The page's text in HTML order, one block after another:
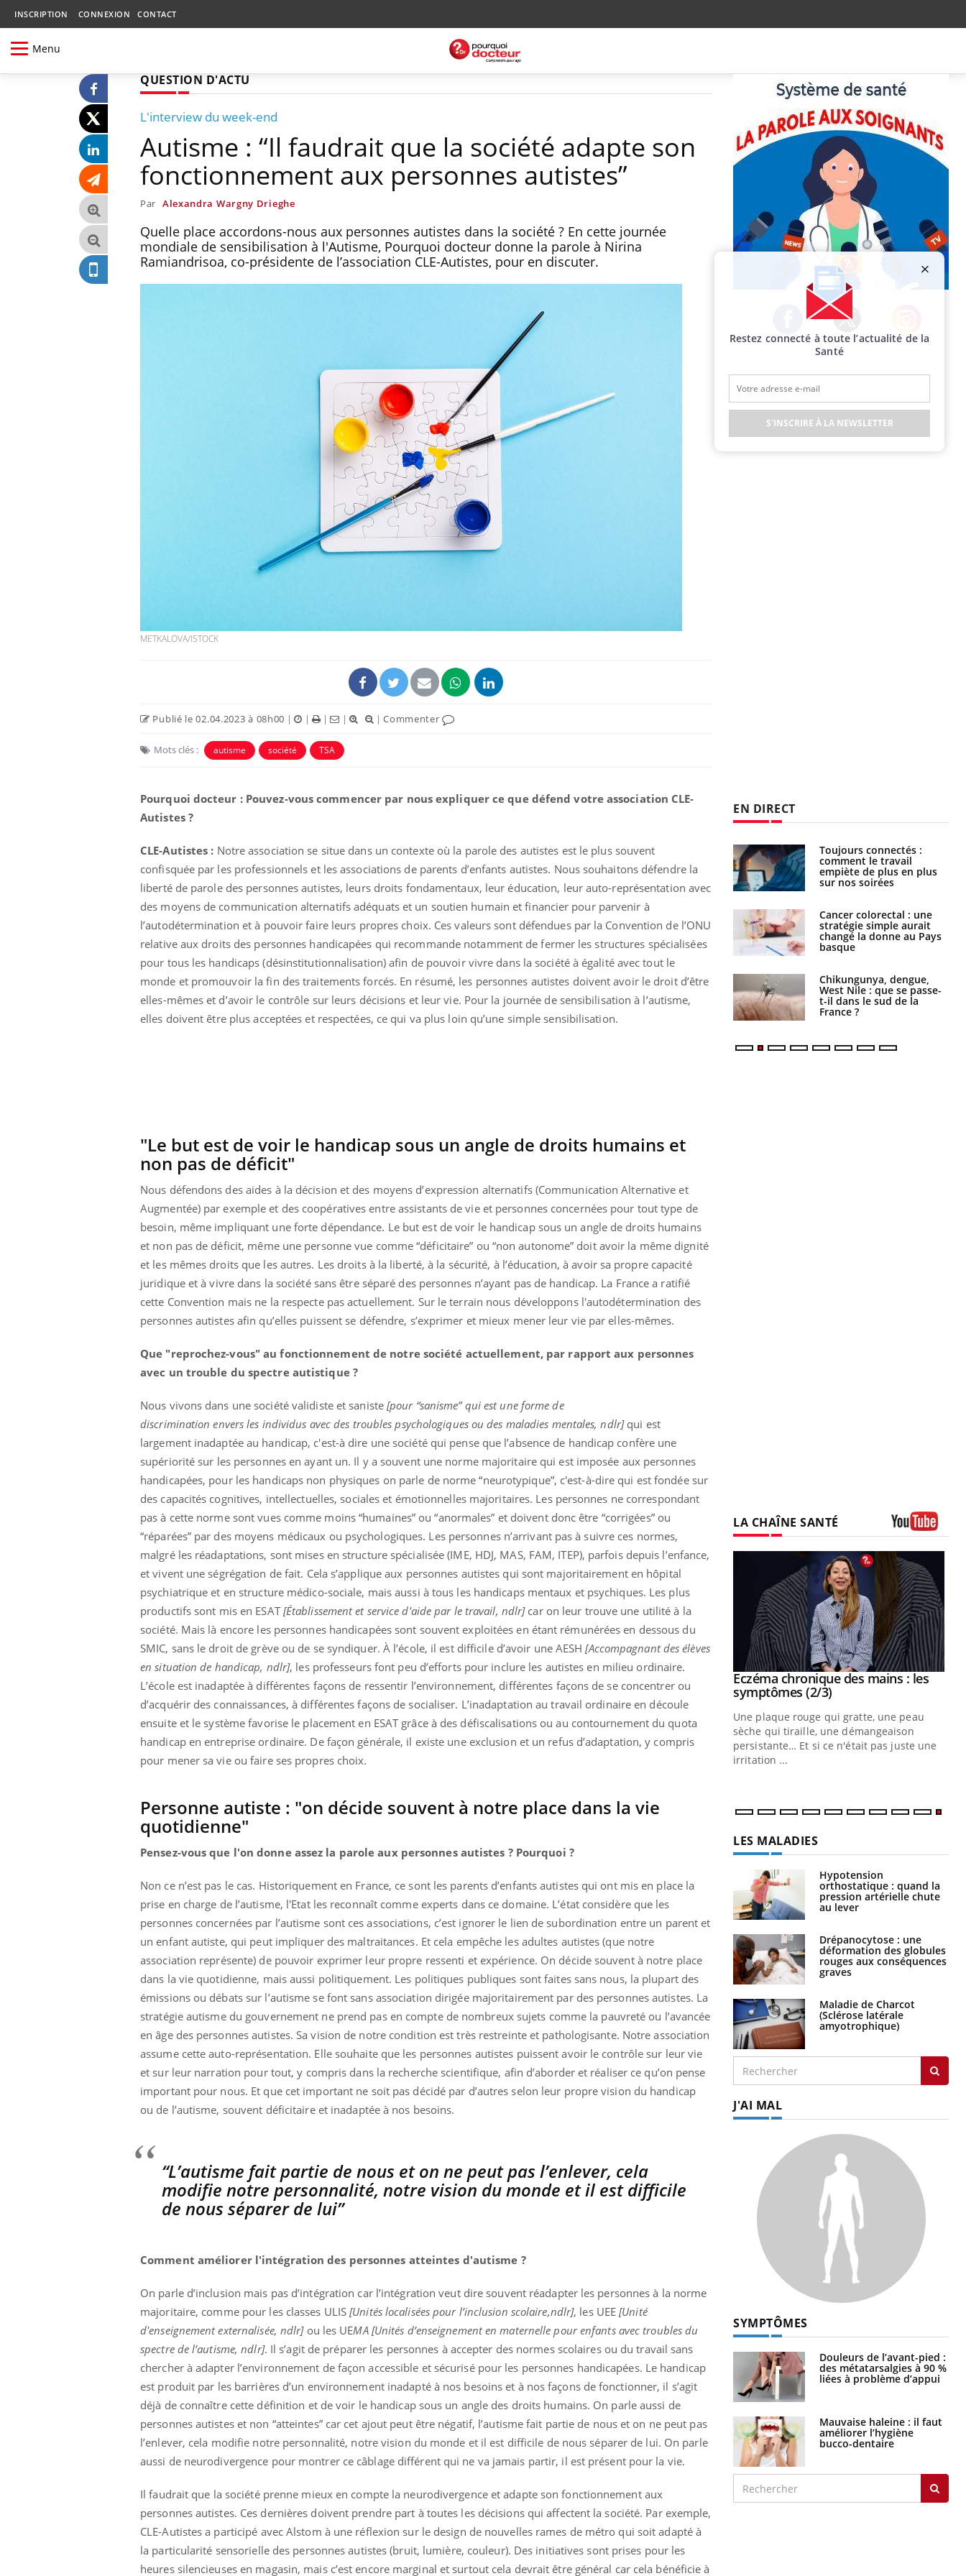
INSCRIPTION CONNEXION CONTACT
Menu
QUESTION D'ACTU
L'interview du week-end
Autisme : “Il faudrait que la société adapte son
fonctionnement aux personnes autistes”
Par Alexandra Wargny Drieghe
Quelle place accordons-nous aux personnes autistes dans la société ? En cette journée
mondiale de sensibilisation à l'Autisme, Pourquoi docteur donne la parole à Nirina
Ramiandrisoa, co-présidente de l’association CLE-Autistes, pour en discuter.
METKALOVA/ISTOCK
Publié le 02.04.2023 à 08h00 | | | | |Commenter
Mots clés : autisme société TSA
Pourquoi docteur : Pouvez-vous commencer par nous expliquer ce que défend votre association CLE-
Autistes ?
CLE-Autistes : Notre association se situe dans un contexte où la parole des autistes est le plus souvent
confisquée par les professionnels et les associations de parents d’enfants autistes. Nous souhaitons défendre la
liberté de parole des personnes autistes, leurs droits fondamentaux, leur éducation, leur auto-représentation avec
des moyens de communication alternatifs adéquats et un soutien humain et financier pour parvenir à
l’autodétermination et à pouvoir faire leurs propres choix. Ces valeurs sont défendues par la Convention de l’ONU
relative aux droits des personnes handicapées qui recommande notamment de fermer les structures spécialisées
pour tous les handicaps (désinstitutionnalisation) afin de pouvoir vivre dans la société à égalité avec tout le
monde et promouvoir la fin des traitements forcés. En résumé, les personnes autistes doivent avoir le droit d’être
elles-mêmes et d’avoir le contrôle sur leurs décisions et leur vie. Pour la journée de sensibilisation à l’autisme,
elles doivent être plus acceptées et respectées, ce qui va plus loin qu’une simple sensibilisation.
"Le but est de voir le handicap sous un angle de droits humains et
non pas de déficit"
Nous défendons des aides à la décision et des moyens d’expression alternatifs (Communication Alternative et
Augmentée) par exemple et des coopératives entre assistants de vie et personnes concernées pour tout type de
besoin, même impliquant une forte dépendance. Le but est de voir le handicap sous un angle de droits humains
et non pas de déficit, même une personne vue comme “déficitaire” ou “non autonome” doit avoir la même dignité
et les mêmes droits que les autres. Les droits à la liberté, à la sécurité, à l’éducation, à avoir sa propre capacité
juridique et à vivre dans la société sans être séparé des personnes n’ayant pas de handicap. La France a ratifié
cette Convention mais ne la respecte pas actuellement. Sur le terrain nous développons l'autodétermination des
personnes autistes afin qu’elles puissent se défendre, s’exprimer et mieux mener leur vie par elles-mêmes.
Que "reprochez-vous" au fonctionnement de notre société actuellement, par rapport aux personnes
avec un trouble du spectre autistique ?
Nous vivons dans une société validiste et saniste [pour “sanisme” qui est une forme de
discrimination envers les individus avec des troubles psychologiques ou des maladies mentales, ndlr]qui est
largement inadaptée au handicap, c'est-à dire une société qui pense que l’absence de handicap confère une
supériorité sur les personnes en ayant un. Il y a souvent une norme majoritaire qui est imposée aux personnes
handicapées, pour les handicaps non physiques on parle de norme “neurotypique”, c'est-à-dire qui est fondée sur
des capacités cognitives, intellectuelles, sociales et émotionnelles majoritaires. Les personnes ne correspondant
pas à cette norme sont vues comme moins “humaines” ou “anormales” et doivent donc être “corrigées” ou
“réparées” par des moyens médicaux ou psychologiques. Les personnes n’arrivant pas à suivre ces normes,
malgré les réadaptations, sont mises en structure spécialisée (IME, HDJ, MAS, FAM, ITEP), parfois depuis l’enfance,
et vivent une ségrégation de fait. Cela s’applique aux personnes autistes qui sont majoritairement en hôpital
psychiatrique et en structure médico-sociale, mais aussi à tous les handicaps mentaux et psychiques. Les plus
productifs sont mis en ESAT[Établissement et service d'aide par le travail, ndlr]car on leur trouve une utilité à la
société. Mais là encore les personnes handicapées sont souvent exploitées en étant rémunérées en dessous du
SMIC, sans le droit de grève ou de se syndiquer. À l’école, il est difficile d’avoir une AESH[Accompagnant des élèves
en situation de handicap, ndlr], les professeurs font peu d’efforts pour inclure les autistes en milieu ordinaire.
L’école est inadaptée à différentes façons de ressentir l’environnement, différentes façons de se concentrer ou
d’acquérir des connaissances, à différentes façons de socialiser. L’inadaptation au travail ordinaire en découle
ensuite et le système favorise le placement en ESAT grâce à des défiscalisations ou au contournement du quota
handicap en entreprise ordinaire. De façon générale, il existe une exclusion et un refus d’adaptation, y compris
pour mener sa vie ou faire ses propres choix.
Personne autiste : "on décide souvent à notre place dans la vie
quotidienne"
Pensez-vous que l'on donne assez la parole aux personnes autistes ? Pourquoi ?
Non ce n’est pas le cas. Historiquement en France, ce sont les parents d’enfants autistes qui ont mis en place la
prise en charge de l’autisme, l'Etat les reconnaît comme experts dans ce domaine. L’état considère que les
personnes concernées par l’autisme sont ces associations, c’est ignorer le lien de subordination entre un parent et
un enfant autiste, qui peut impliquer des maltraitances. Et cela empêche les adultes autistes (que notre
association représente) de pouvoir exprimer leur propre ressenti et expérience. On décide souvent à notre place
dans la vie quotidienne, mais aussi politiquement. Les politiques publiques sont faites sans nous, la plupart des
émissions ou débats sur l’autisme se font sans association dirigée majoritairement par des personnes autistes. La
stratégie autisme du gouvernement ne prend pas en compte de nombreux sujets comme la pauvreté ou l’avancée
en âge des personnes autistes. Sa vision de notre condition est très restreinte et pathologisante. Notre association
assume cette auto-représentation. Elle souhaite que les personnes autistes puissent avoir le contrôle sur leur vie
et sur leur narration pour tout, y compris dans la recherche scientifique, afin d’aborder et réaliser ce qu’on pense
important pour nous. Et que cet important ne soit pas décidé par d’autres selon leur propre vision du handicap
ou de l’autisme, souvent déficitaire et inadaptée à nos besoins.
“L’autisme fait partie de nous et on ne peut pas l’enlever, cela
modifie notre personnalité, notre vision du monde et il est difficile
de nous séparer de lui”
Comment améliorer l'intégration des personnes atteintes d'autisme ?
On parle d’inclusion mais pas d’intégration car l’intégration veut dire souvent réadapter les personnes à la norme
majoritaire, comme pour les classes ULIS[Unités localisées pour l’inclusion scolaire,ndlr], les UEE[Unité
d'enseignement externalisée, ndlr]ou les UEMA [Unités d’enseignement en maternelle pour enfants avec troubles du
spectre de l’autisme, ndlr]. Il s’agit de préparer les personnes à accepter des normes scolaires ou du travail sans
chercher à adapter l’environnement de façon accessible et sécurisé pour les personnes handicapées. Le handicap
est produit par les barrières d’un environnement inadapté à nos besoins et à nos façons de fonctionner, il s’agit
déjà de connaître cette définition et de voir le handicap sous un angle des droits humains. On parle aussi de
personnes autistes et non “atteintes” car cet ajout peut être négatif, l’autisme fait partie de nous et on ne peut pas
l’enlever, cela modifie notre personnalité, notre vision du monde et il est difficile de nous séparer de lui. On parle
aussi de neurodivergence pour montrer ce câblage différent qui ne va jamais partir, il est présent pour la vie.
Il faudrait que la société prenne mieux en compte la neurodivergence et adapte son fonctionnement aux
personnes autistes. Ces dernières doivent prendre part à toutes les décisions qui affectent la société. Par exemple,
CLE-Autistes a participé avec Alstom à une réflexion sur le design de nouvelles rames de métro qui soit adapté à
la particularité sensorielle des personnes autistes (bruit, lumière, couleur). Des initiatives sont prises pour les
heures silencieuses en magasin, mais c’est encore marginal et surtout cela devrait être général car cela bénéficie à
Facebook Twitter Instagram
EN DIRECT
Mortalité infantile : un
son taux élevé en France
Grossesse à risque : ce jus
naturel attire l'attention
Comment oublier les
écrans en vacances ?
Toujours connectés :
comment le travail
empiète de plus en plus
sur nos soirées
Cancer colorectal : une
stratégie simple aurait
changé la donne au Pays
basque
Chikungunya, dengue,
West Nile : que se passe-
t-il dans le sud de la
France ?
LA CHAÎNE SANTÉ
COUP DE FOOD sur le diabèteYoutube
Coup de food sur le diabète, c'est votre
nouveau rendez-vous culinaire qui
bouscule les idées reçues ! Dans cet
épisode, une ...
Youtube
Quand l’entreprise mise sur le bien
être global Youtube
"Les rendez-vous de la santé et de la
qualité de vie au travail" de Pourquoi
Docteur reçoivent Régis Blugeon, DRH et
directeur ...
Eczéma chronique des mains : au
quotidien (3/3)Youtube
Dans cette vidéo, le Dr Inès Zaraa,
dermatologue à Paris, vous explique
comment protéger vos mains au quotidien
Youtube
Eczéma chronique des mains : les
symptômes (2/3)Youtube
Une plaque rouge qui gratte, une peau
sèche qui tiraille, une démangeaison
persistante… Et si ce n'était pas juste une
irritation ...
LES MALADIES
Hypotension
orthostatique : quand la
pression artérielle chute
au lever
Drépanocytose : une
déformation des globules
rouges aux conséquences
graves
Maladie de Charcot
(Sclérose latérale
amyotrophique)
J'AI MAL
SYMPTÔMES
Douleurs de l’avant-pied :
des métatarsalgies à 90 %
liées à problème d’appui
Mauvaise haleine : il faut
améliorer l’hygiène
bucco-dentaire
Restez connecté à toute l’actualité de la
Santé
S'INSCRIRE À LA NEWSLETTER